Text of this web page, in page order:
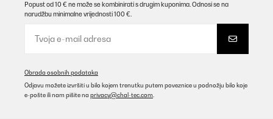
Popust od 10 € ne može se kombinirati s drugim kuponima. Odnosi se na
narudžbu minimalne vrijednosti 100 €.
Obrada osobnih podataka
Odjavu možete izvršiti u bilo kojem trenutku putem poveznice u podnožju bilo koje
e-pošte ili nam pišite na privacy@chal-tec.com